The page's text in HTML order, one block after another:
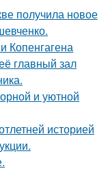
получила новое
Копенгагена
главный зал
и уютной
историей